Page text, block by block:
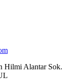
Hilmi Alantar Sok.